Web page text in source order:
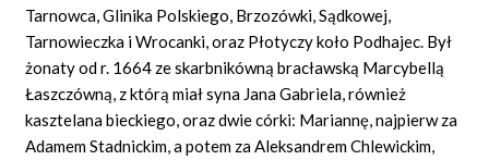
Tarnowca, Glinika Polskiego, Brzozówki, Sądkowej,
Tarnowieczka i Wrocanki, oraz Płotyczy koło Podhajec. Był
żonaty od r. 1664 ze skarbnikówną bracławską Marcybellą
Łaszczówną, z którą miał syna Jana Gabriela, również
kasztelana bieckiego, oraz dwie córki: Mariannę, najpierw za
Adamem Stadnickim, a potem za Aleksandrem Chlewickim,